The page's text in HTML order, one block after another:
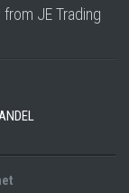
JE Trading